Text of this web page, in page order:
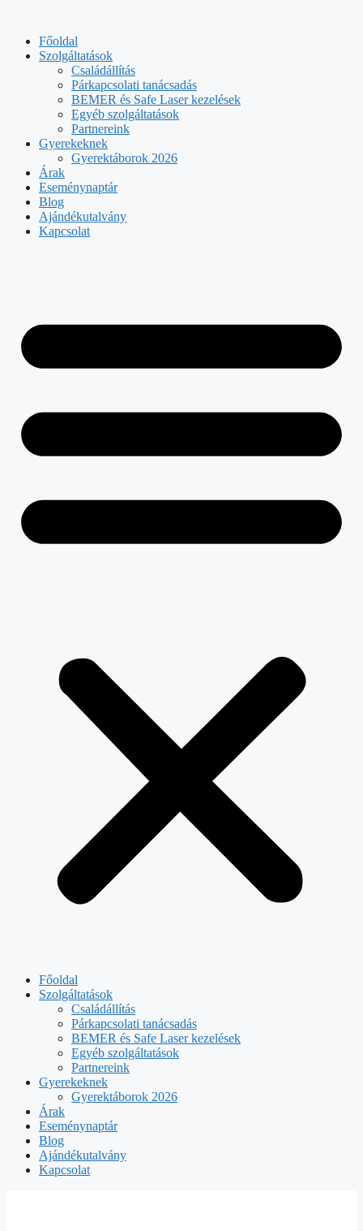
tartalombaFőoldal
Szolgáltatások
Családállítás
Párkapcsolati tanácsadás
BEMER és Safe Laser kezelések
Egyéb szolgáltatások
Partnereink
Gyerekeknek
Gyerektáborok 2026
Árak
Eseménynaptár
Blog
Ajándékutalvány
Kapcsolat
Főoldal
Szolgáltatások
Családállítás
Párkapcsolati tanácsadás
BEMER és Safe Laser kezelések
Egyéb szolgáltatások
Partnereink
Gyerekeknek
Gyerektáborok 2026
Árak
Eseménynaptár
Blog
Ajándékutalvány
Kapcsolat